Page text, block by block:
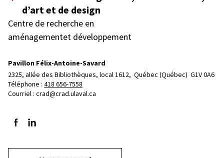
d’art et de design
Centre de recherche en
aménagementet développement
Pavillon Félix-Antoine-Savard
2325, allée des Bibliothèques, local 1612, Québec (Québec)  G1V 0A6
Téléphone : 418 656-7558
Courriel : crad@crad.ulaval.ca
Suivez-nous sur Facebook
Suivez-nous sur LinkedIn